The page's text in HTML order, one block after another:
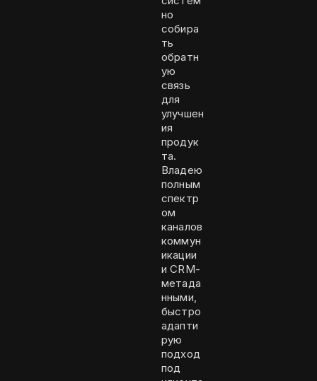
но
собира
ть
обратн
ую
связь
для
улучшен
ия
продук
та.
Владею
полным
спектр
ом
каналов
коммун
икации
и CRM-
метада
нными,
быстро
адапти
рую
подход
под